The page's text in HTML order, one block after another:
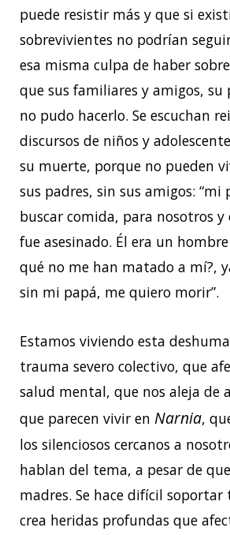
puede resistir más y que si
sobrevivientes no podrían
esa misma culpa de haber
que sus familiares y amigos, su
no pudo hacerlo. Se escuchan
discursos de niños y
su muerte, porque no pueden
sus padres, sin sus amigos: “mi
buscar comida, para nosotros
fue asesinado. Él era un
qué no me han matado a mí?,
sin mi papá, me quiero morir”.
Estamos viviendo esta
trauma severo colectivo, que
salud mental, que nos aleja de
que parecen vivir en Narnia,
los silenciosos cercanos a
hablan del tema, a pesar de
madres. Se hace difícil
crea heridas profundas que